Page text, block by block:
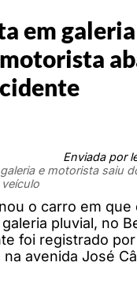
em
Enviada por
e motorista saiu
o carro em que
pluvial, no
foi registrado
avenida José